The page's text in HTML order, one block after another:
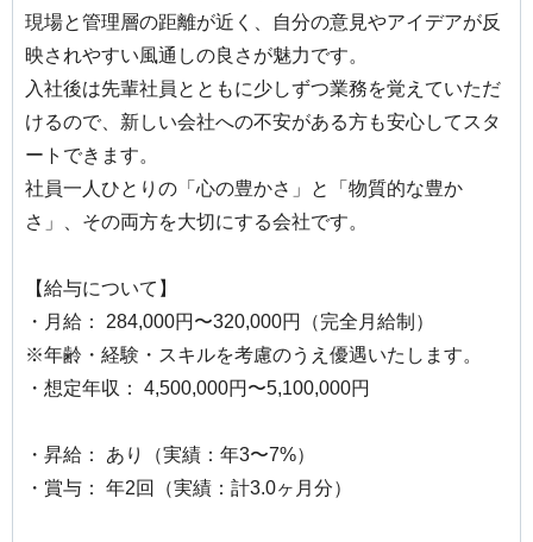
現場と管理層の距離が近く、自分の意見やアイデアが反
映されやすい風通しの良さが魅力です。
入社後は先輩社員とともに少しずつ業務を覚えていただ
けるので、新しい会社への不安がある方も安心してスタ
ートできます。
社員一人ひとりの「心の豊かさ」と「物質的な豊か
さ」、その両方を大切にする会社です。
【給与について】
・月給： 284,000円〜320,000円（完全月給制）
※年齢・経験・スキルを考慮のうえ優遇いたします。
・想定年収： 4,500,000円〜5,100,000円
・昇給： あり（実績：年3〜7%）
・賞与： 年2回（実績：計3.0ヶ月分）